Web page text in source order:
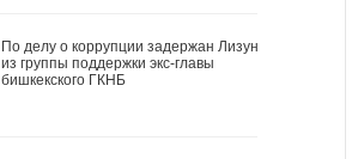
По делу о коррупции задержан Лизун
из группы поддержки экс-главы
бишкекского ГКНБ